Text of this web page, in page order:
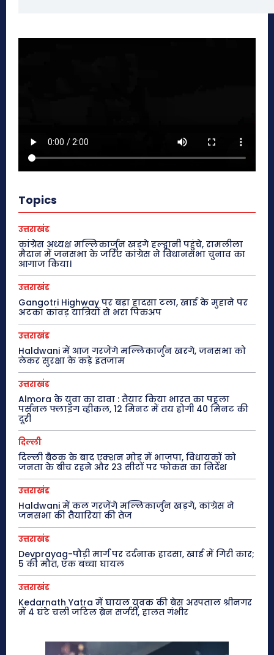
Topics
उत्तराखंड
कांग्रेस अध्यक्ष मल्लिकार्जुन खड़गे हल्द्वानी पहुंचे, रामलीला
मैदान में जनसभा के जरिए कांग्रेस ने विधानसभा चुनाव का
आगाज किया।
उत्तराखंड
Gangotri Highway पर बड़ा हादसा टला, खाई के मुहाने पर
अटका कांवड़ यात्रियों से भरा पिकअप
उत्तराखंड
Haldwani में आज गरजेंगे मल्लिकार्जुन खरगे, जनसभा को
लेकर सुरक्षा के कड़े इंतजाम
उत्तराखंड
Almora के युवा का दावा : तैयार किया भारत का पहला
पर्सनल फ्लाइंग व्हीकल, 12 मिनट में तय होगी 40 मिनट की
दूरी
दिल्ली
दिल्ली बैठक के बाद एक्शन मोड में भाजपा, विधायकों को
जनता के बीच रहने और 23 सीटों पर फोकस का निर्देश
उत्तराखंड
Haldwani में कल गरजेंगे मल्लिकार्जुन खड़गे, कांग्रेस ने
जनसभा की तैयारियां की तेज
उत्तराखंड
Devprayag-पौड़ी मार्ग पर दर्दनाक हादसा, खाई में गिरी कार;
5 की मौत, एक बच्चा घायल
उत्तराखंड
Kedarnath Yatra में घायल युवक की बेस अस्पताल श्रीनगर
में 4 घंटे चली जटिल ब्रेन सर्जरी, हालत गंभीर